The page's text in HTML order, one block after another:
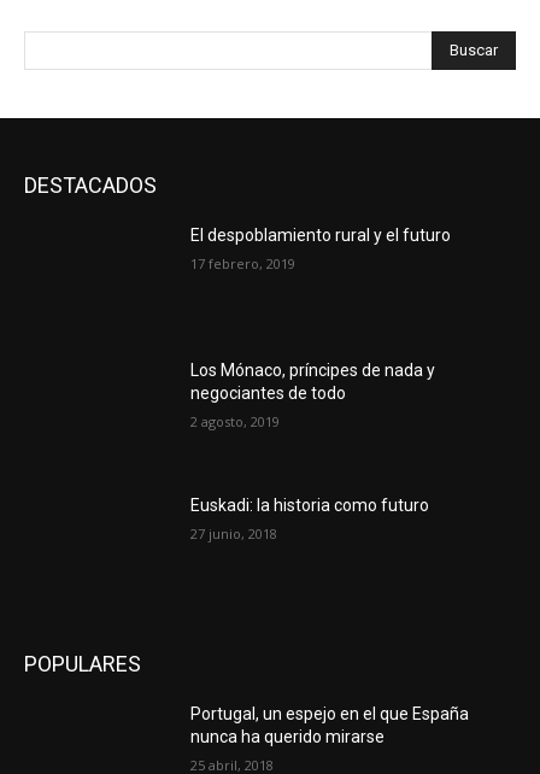
Buscar
DESTACADOS
El despoblamiento rural y el futuro
17 febrero, 2019
Los Mónaco, príncipes de nada y
negociantes de todo
2 agosto, 2019
Euskadi: la historia como futuro
27 junio, 2018
POPULARES
Portugal, un espejo en el que España
nunca ha querido mirarse
25 abril, 2018